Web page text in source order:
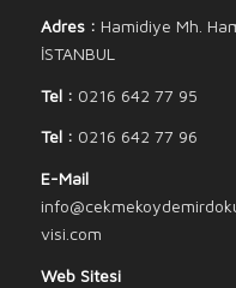
Adres : Hamidiye Mh.
İSTANBUL
Tel : 0216 642 77 95
Tel : 0216 642 77 96
E-Mail
visi.com
Web Sitesi